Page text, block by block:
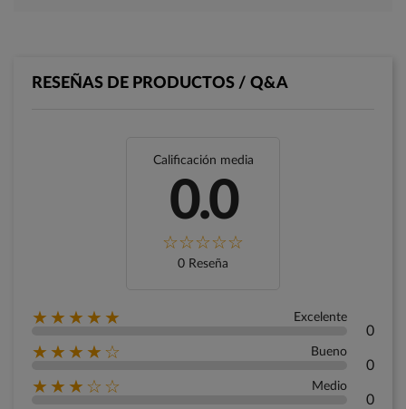
RESEÑAS DE PRODUCTOS / Q&A
Calificación media
0.0
0 Reseña
★★★★★ Excelente
0
★★★★☆ Bueno
0
★★★☆☆ Medio
0